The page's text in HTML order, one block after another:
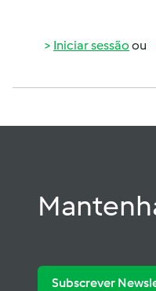
Iniciar sessão ou
Subscrever